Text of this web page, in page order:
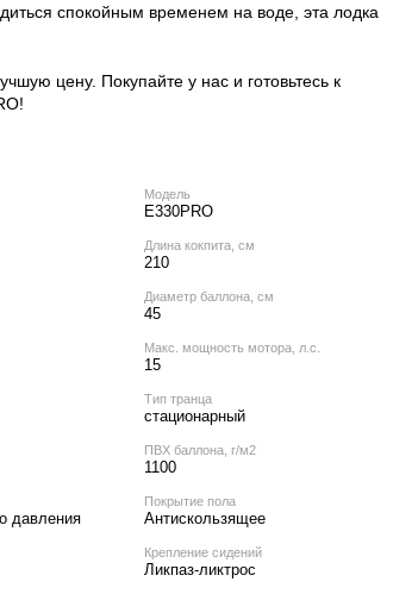
спокойным временем на воде, эта лодка
цену. Покупайте у нас и готовьтесь к
Модель
E330PRO
Длина кокпита, см
210
Диаметр баллона, см
45
Макс. мощность мотора, л.с.
15
Тип транца
стационарный
ПВХ баллона, г/м2
1100
давления
Покрытие пола
Антискользящее
Крепление сидений
Ликпаз-ликтрос